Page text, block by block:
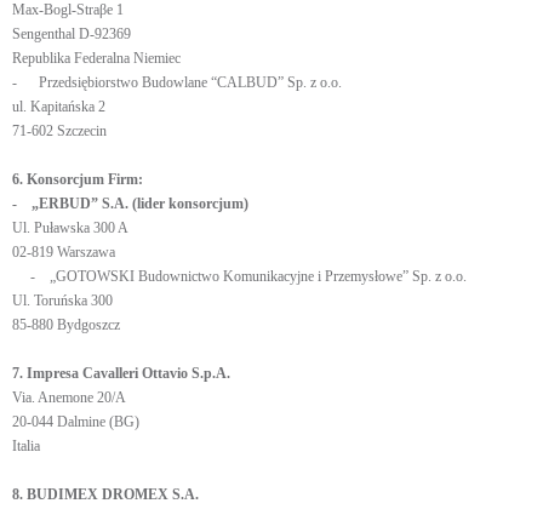
Max-Bogl-Straβe 1
Sengenthal D-92369
Republika Federalna Niemiec
- Przedsiębiorstwo Budowlane “CALBUD” Sp. z o.o.
ul. Kapitańska 2
71-602 Szczecin
6. Konsorcjum Firm:
- „ERBUD” S.A. (lider konsorcjum)
Ul. Puławska 300 A
02-819 Warszawa
- „GOTOWSKI Budownictwo Komunikacyjne i Przemysłowe” Sp. z o.o.
Ul. Toruńska 300
85-880 Bydgoszcz
7. Impresa Cavalleri Ottavio S.p.A.
Via. Anemone 20/A
20-044 Dalmine (BG)
Italia
8. BUDIMEX DROMEX S.A.